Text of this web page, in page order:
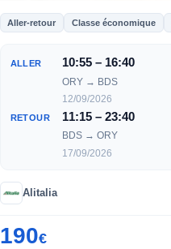
Aller-retour Classe économique
ALLER 10:55 – 16:40
ORY → BDS
12/09/2026
RETOUR 11:15 – 23:40
BDS → ORY
17/09/2026
Alitalia
190€